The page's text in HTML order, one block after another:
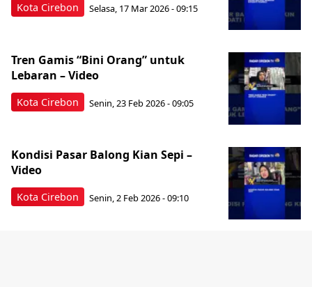
Kota Cirebon Selasa, 17 Mar 2026 - 09:15
Kota Cirebon
Tren Gamis “Bini Orang” untuk
Lebaran – Video
Senin, 23 Feb 2026 - 09:05
Kota Cirebon
Kondisi Pasar Balong Kian Sepi –
Video
Senin, 2 Feb 2026 - 09:10